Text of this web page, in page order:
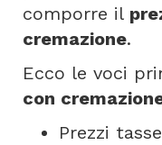
comporre il
cremazione.
Ecco le voci
con
Prezzi